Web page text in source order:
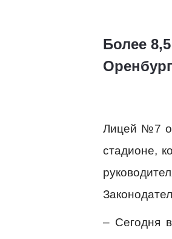
Более
Лицей №7
стадионе,
– Сегодня